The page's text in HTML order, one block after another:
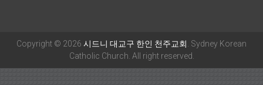
Copyright © 2026 시드니 대교구 한인 천주교회 . Sydney Korean
Catholic Church. All right reserved.